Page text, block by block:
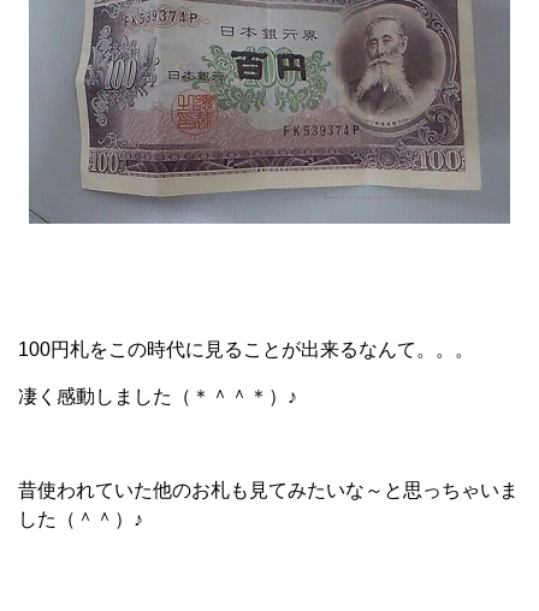
100円札をこの時代に見ることが出来るなんて。。。
凄く感動しました（＊＾＾＊）♪
昔使われていた他のお札も見てみたいな～と思っちゃいま
した（＾＾）♪